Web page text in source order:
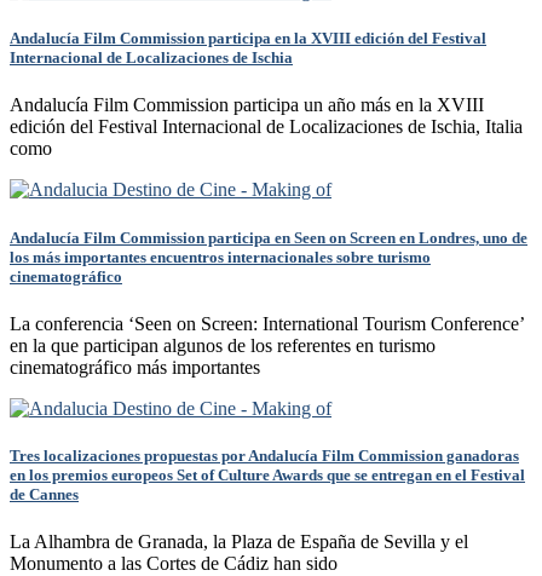
Andalucía Film Commission participa en la XVIII edición del Festival
Internacional de Localizaciones de Ischia
Andalucía Film Commission participa un año más en la XVIII
edición del Festival Internacional de Localizaciones de Ischia, Italia
como
Andalucía Film Commission participa en Seen on Screen en Londres, uno de
los más importantes encuentros internacionales sobre turismo
cinematográfico
La conferencia ‘Seen on Screen: International Tourism Conference’
en la que participan algunos de los referentes en turismo
cinematográfico más importantes
Tres localizaciones propuestas por Andalucía Film Commission ganadoras
en los premios europeos Set of Culture Awards que se entregan en el Festival
de Cannes
La Alhambra de Granada, la Plaza de España de Sevilla y el
Monumento a las Cortes de Cádiz han sido